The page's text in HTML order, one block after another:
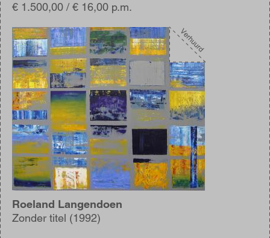
€ 1.500,00 / € 16,00 p.m.
Afbeelding
Roeland Langendoen
Zonder titel (1992)